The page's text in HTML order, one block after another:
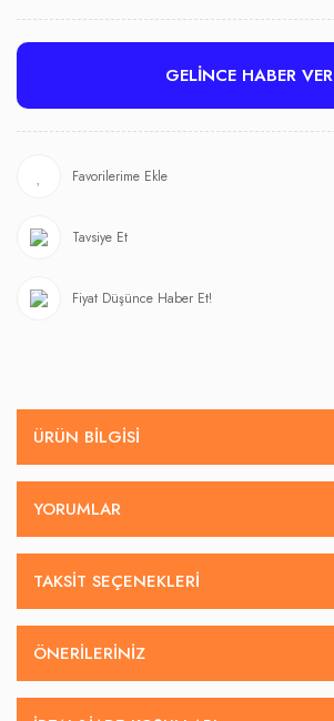
GELİNCE HABER VER
Tavsiye Et
Fiyat Düşünce Haber Et!
ÜRÜN BILGISI
YORUMLAR
TAKSIT SEÇENEKLERI
ÖNERILERINIZ